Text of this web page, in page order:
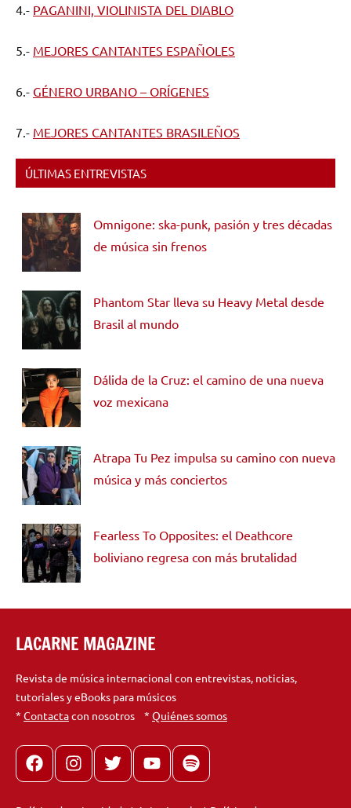
4.- PAGANINI, VIOLINISTA DEL DIABLO
5.- MEJORES CANTANTES ESPAÑOLES
6.- GÉNERO URBANO – ORÍGENES
7.- MEJORES CANTANTES BRASILEÑOS
ÚLTIMAS ENTREVISTAS
Omnigone: ska-punk, pasión y tres décadas
de música sin frenos
Phantom Star lleva su Heavy Metal desde
Brasil al mundo
Dálida de la Cruz: el camino de una nueva
voz mexicana
Atrapa Tu Pez impulsa su camino con nueva
música y más conciertos
Fearless To Opposites: el Deathcore
boliviano regresa con más brutalidad
LACARNE MAGAZINE
Revista de música internacional con entrevistas, noticias,
tutoriales y eBooks para músicos
* Contactacon nosotros * Quiénes somos
FacebookInstagram
X youtubespotify